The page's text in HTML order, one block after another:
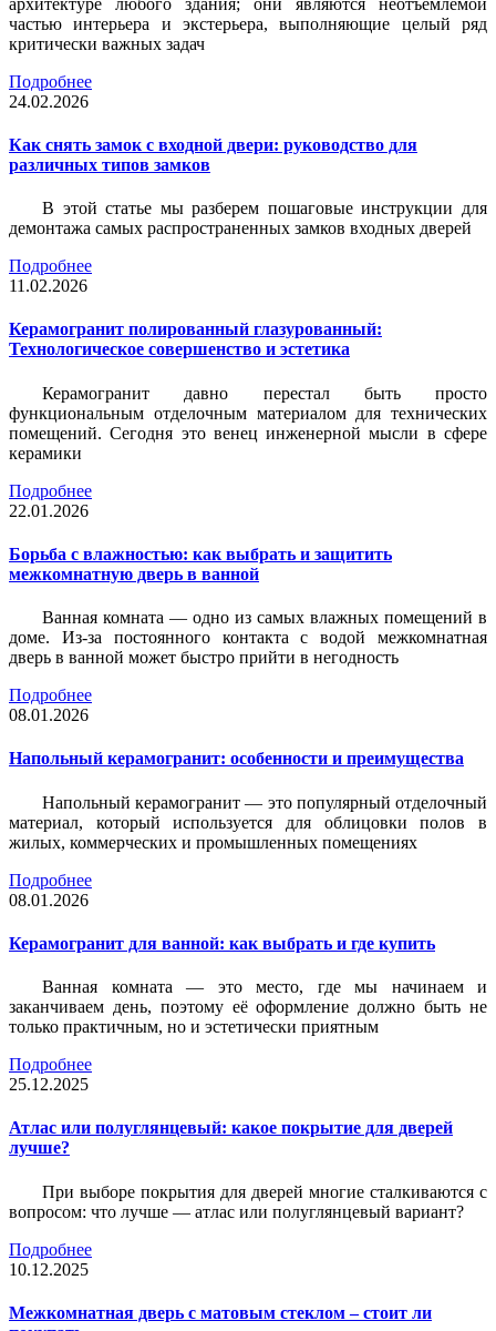
частью интерьера и экстерьера, выполняющие целый ряд
критически важных задач
Подробнее
24.02.2026
Как снять замок с входной двери: руководство для
различных типов замков
В этой статье мы разберем пошаговые инструкции для
демонтажа самых распространенных замков входных дверей
Подробнее
11.02.2026
Керамогранит полированный глазурованный:
Технологическое совершенство и эстетика
Керамогранит давно перестал быть просто
функциональным отделочным материалом для технических
помещений. Сегодня это венец инженерной мысли в сфере
керамики
Подробнее
22.01.2026
Борьба с влажностью: как выбрать и защитить
межкомнатную дверь в ванной
Ванная комната — одно из самых влажных помещений в
доме. Из-за постоянного контакта с водой межкомнатная
дверь в ванной может быстро прийти в негодность
Подробнее
08.01.2026
Напольный керамогранит: особенности и преимущества
Напольный керамогранит — это популярный отделочный
материал, который используется для облицовки полов в
жилых, коммерческих и промышленных помещениях
Подробнее
08.01.2026
Керамогранит для ванной: как выбрать и где купить
Ванная комната — это место, где мы начинаем и
заканчиваем день, поэтому её оформление должно быть не
только практичным, но и эстетически приятным
Подробнее
25.12.2025
Атлас или полуглянцевый: какое покрытие для дверей
лучше?
При выборе покрытия для дверей многие сталкиваются с
вопросом: что лучше — атлас или полуглянцевый вариант?
Подробнее
10.12.2025
Межкомнатная дверь с матовым стеклом – стоит ли